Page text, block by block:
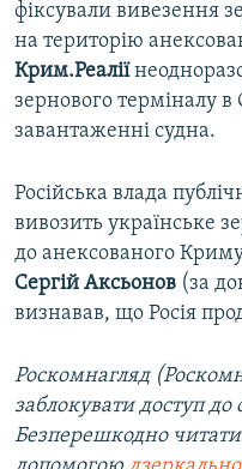
фіксували вивезення
на територію
Крим.Реалії
зернового терміналу в
завантаженні судна.
Російська влада
вивозить українське
до анексованого
Сергій Аксьонов (за
визнавав, що Росія
Роскомнагляд
заблокувати доступ до
Безперешкодно